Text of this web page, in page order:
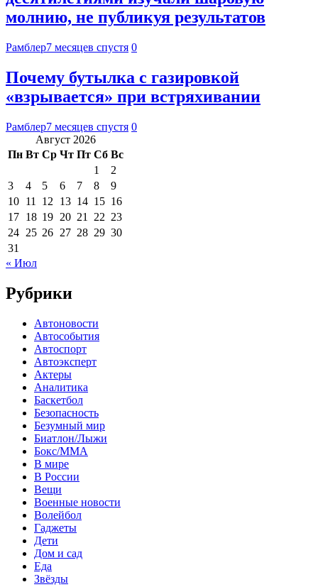
молнию, не публикуя результатов
Рамблер7 месяцев спустя 0
Почему бутылка с газировкой
«взрывается» при встряхивании
Рамблер7 месяцев спустя 0
Август 2026
Пн Вт Ср Чт Пт Сб Вс
1
2
3
4 5 6 7 8
9
10 11 12 13 14 15 16
17 18 19 20 21 22 23
24 25 26 27 28 29 30
31
« Июл
Рубрики
Автоновости
Автособытия
Автоспорт
Автоэксперт
Актеры
Аналитика
Баскетбол
Безопасность
Безумный мир
Биатлон/Лыжи
Бокс/MMA
В мире
В России
Вещи
Военные новости
Волейбол
Гаджеты
Дети
Дом и сад
Еда
Звёзды